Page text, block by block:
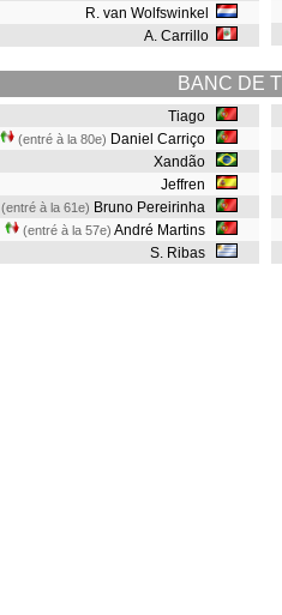
R. van Wolfswinkel
A. Carrillo
BANC DE
Tiago
(entré à la 80e) Daniel Carriço
Xandão
Jeffren
(entré à la 61e) Bruno Pereirinha
(entré à la 57e) André Martins
S. Ribas